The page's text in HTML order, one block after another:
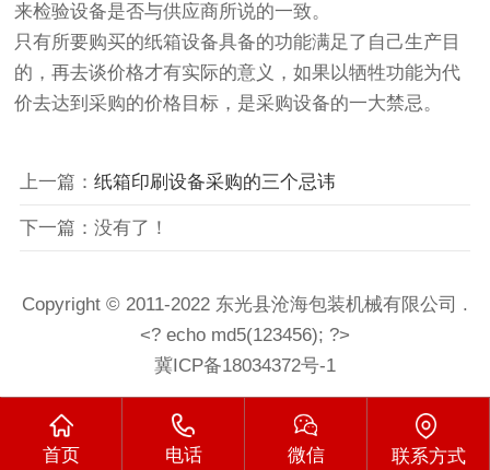
来检验设备是否与供应商所说的一致。
只有所要购买的纸箱设备具备的功能满足了自己生产目
的，再去谈价格才有实际的意义，如果以牺牲功能为代
价去达到采购的价格目标，是采购设备的一大禁忌。
上一篇： 纸箱印刷设备采购的三个忌讳
下一篇：没有了！
Copyright © 2011-2022 东光县沧海包装机械有限公司 .
<? echo md5(123456); ?>
冀ICP备18034372号-1
首页 电话 微信 联系方式